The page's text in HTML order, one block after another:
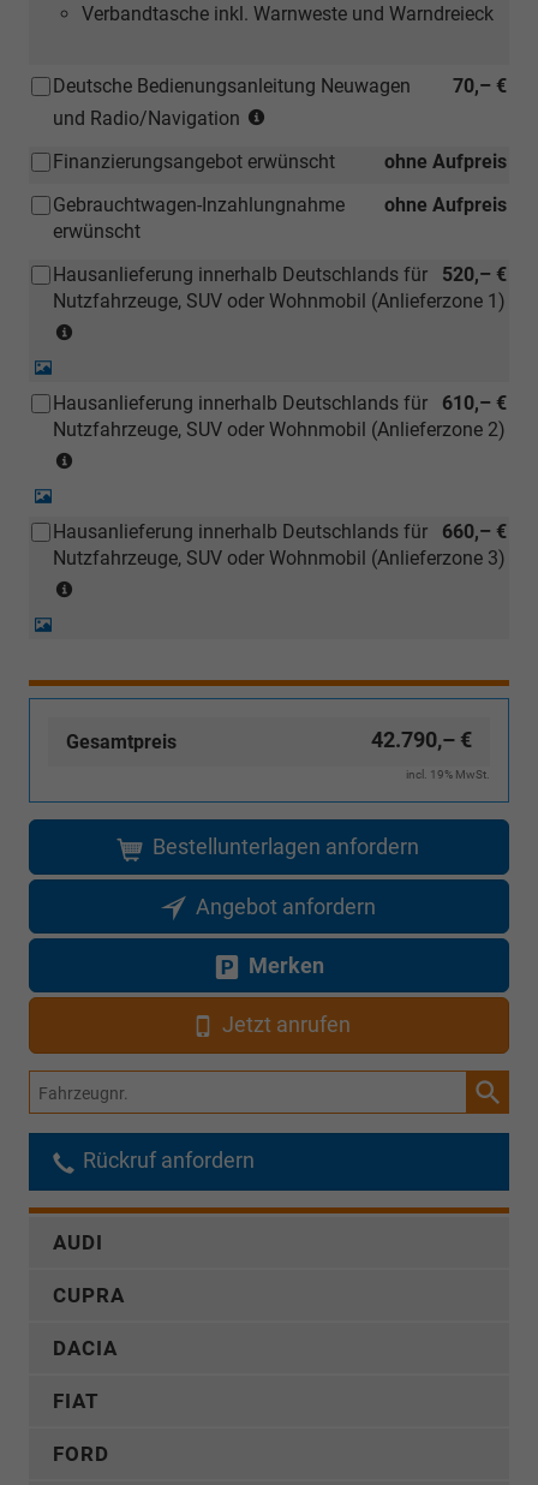
Verbandtasche inkl. Warnweste und Warndreieck
70,– €
Deutsche Bedienungsanleitung Neuwagen
und Radio/Navigation
auch
einem
Händler
kostengünstiger
ohne Aufpreis
Finanzierungsangebot erwünscht
ohne Aufpreis
Gebrauchtwagen-Inzahlungnahme
erwünscht
520,– €
Hausanlieferung innerhalb Deutschlands für
Nutzfahrzeuge, SUV oder Wohnmobil (Anlieferzone 1)
(ausgenommen
Inselanlieferungen)
610,– €
Hausanlieferung innerhalb Deutschlands für
Nutzfahrzeuge, SUV oder Wohnmobil (Anlieferzone 2)
(ausgenommen
Inselanlieferungen)
660,– €
Hausanlieferung innerhalb Deutschlands für
Nutzfahrzeuge, SUV oder Wohnmobil (Anlieferzone 3)
Inselanlieferungen)
Gesamtpreis 42.790,– €
incl. 19% MwSt.
Bestellunterlagen anfordern
Angebot anfordern
Merken
Jetzt anrufen
Fahrzeugnr.
Rückruf anfordern
AUDI
CUPRA
DACIA
FIAT
FORD